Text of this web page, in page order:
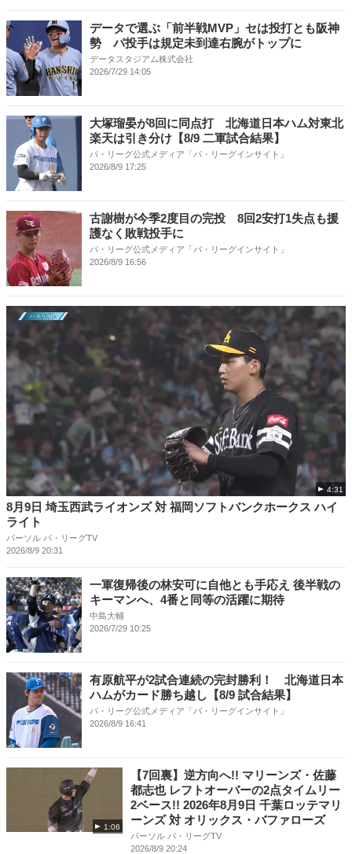
データで選ぶ「前半戦MVP」セは投打とも阪神
勢 パ投手は規定未到達右腕がトップに
データスタジアム株式会社
2026/7/29 14:05
大塚瑠晏が8回に同点打 北海道日本ハム対東北
楽天は引き分け【8/9 二軍試合結果】
パ・リーグ公式メディア「パ・リーグインサイト」
2026/8/9 17:25
古謝樹が今季2度目の完投 8回2安打1失点も援
護なく敗戦投手に
パ・リーグ公式メディア「パ・リーグインサイト」
2026/8/9 16:56
4:31
8月9日 埼玉西武ライオンズ 対 福岡ソフトバンクホークス ハイ
ライト
パーソル パ・リーグTV
2026/8/9 20:31
一軍復帰後の林安可に自他とも手応え 後半戦の
キーマンへ、4番と同等の活躍に期待
中島大輔
2026/7/29 10:25
有原航平が2試合連続の完封勝利！ 北海道日本
ハムがカード勝ち越し【8/9 試合結果】
パ・リーグ公式メディア「パ・リーグインサイト」
2026/8/9 16:41
1:06
【7回裏】逆方向へ!! マリーンズ・佐藤
都志也 レフトオーバーの2点タイムリー
2ベース!! 2026年8月9日 千葉ロッテマリ
ーンズ 対 オリックス・バファローズ
パーソル パ・リーグTV
2026/8/9 20:24